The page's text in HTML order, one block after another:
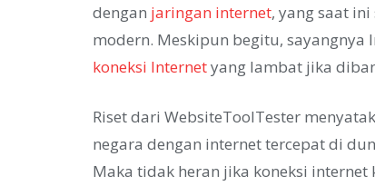
dengan jaringan internet, yang saat
modern. Meskipun begitu,
koneksi Internetyang lambat jika
Riset dari WebsiteToolTester
negara dengan internet tercepat di
Maka tidak heran jika koneksi